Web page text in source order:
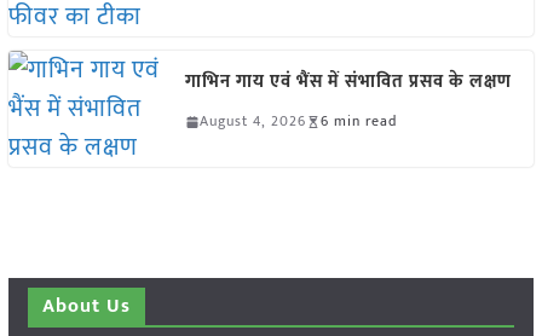
गाभिन गाय एवं भैंस में संभावित प्रसव के लक्षण
August 4, 2026 6 min read
About Us